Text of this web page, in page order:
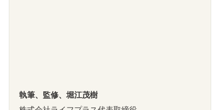
執筆、監修、堀江茂樹